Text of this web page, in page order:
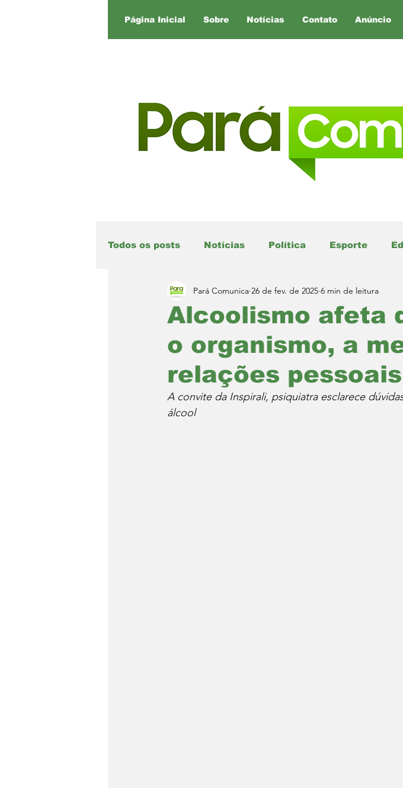
Página Inicial Sobre Notícias Contato Anúncio
Todos os posts Notícias Política Esporte
Alcoolismo afeta
o organismo, a
relações pessoais
Pará Comunica 26 de fev. de 2025 6 min de leitura
A convite da Inspirali, psiquiatra esclarece
álcool